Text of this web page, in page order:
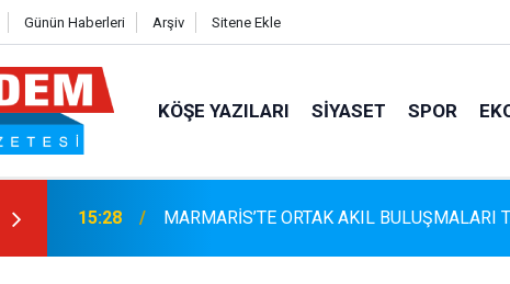
Günün Haberleri Arşiv Sitene Ekle
KÖŞE YAZILARI SIYASET SPOR
14:44 Marmaris'te Çam Ağaçlarına Güvenli Dokunuş: